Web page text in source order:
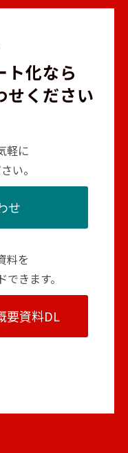
ト化なら
せください
軽に
い。
せ
料を
きます。
要資料DL